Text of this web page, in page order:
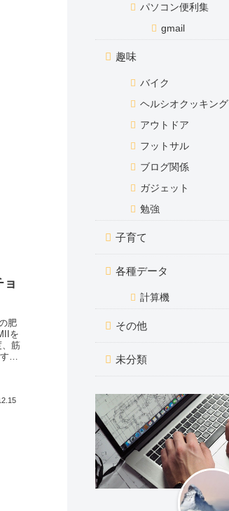
肥
を
、筋
。
パソコン便利集
gmail
趣味
バイク
ヘルシオクッキング
アウトドア
フットサル
ブログ関係
ガジェット
勉強
子育て
各種データ
計算機
その他
未分類